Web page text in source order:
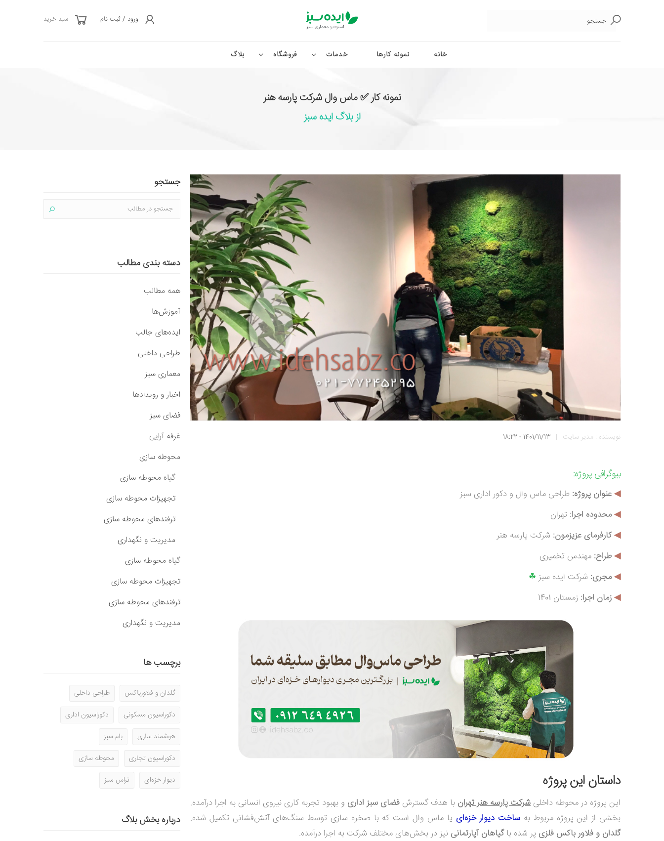
جستجو
ورود / ثبت نام سبد خرید
خانه نمونه کارها خدمات فروشگاه بلاگ
نمونه کار ✅ ماس وال شرکت پارسه هنر
از بلاگ ایده سبز
نویسنده : مدیر سایت |
1401/11/13 - 18:22
بیوگرافی پروژه:
◀عنوان پروژه: طراحی ماس وال و دکور اداری سبز
◀محدوده اجرا: تهران
◀کارفرمای عزیزمون: شرکت پارسه هنر
◀طراح: مهندس تخمیری
◀مجری: شرکت ایده سبز ☘
◀زمان اجرا: زمستان 1401
داستان این پروژه
این پروژه در محوطه داخلی شرکت پارسه هنر تهران با هدف گسترش فضای سبز اداری و بهبود تجربه کاری نیروی انسانی به اجرا درآمده.
بخشی از این پروژه مربوط به ساخت دیوار خزه‌ای یا ماس وال است که با صخره سازی توسط سنگ‌های آتش‌فشانی تکمیل شده.
گلدان و فلاور باکس فلزی پر شده باگیاهان آپارتمانی نیز در بخش‌های مختلف شرکت به اجرا درآمده.
جستجو
دسته بندی مطالب
همه مطالب
آموزش‌ها
ایده‌های جالب
طراحی داخلی
معماری سبز
اخبار و رویدادها
فضای سبز
غرفه آرایی
محوطه سازی
گیاه محوطه سازی
تجهیزات محوطه سازی
ترفندهای محوطه سازی
مدیریت و نگهداری
گیاه محوطه سازی
تجهیزات محوطه سازی
ترفندهای محوطه سازی
مدیریت و نگهداری
برچسب ها
گلدان و فلاورباکس
طراحی داخلی
دکوراسیون مسکونی
دکوراسیون اداری
هوشمند سازی
بام سبز
دکوراسیون تجاری
محوطه سازی
دیوار خزه‌ای
تراس سبز
درباره بخش بلاگ